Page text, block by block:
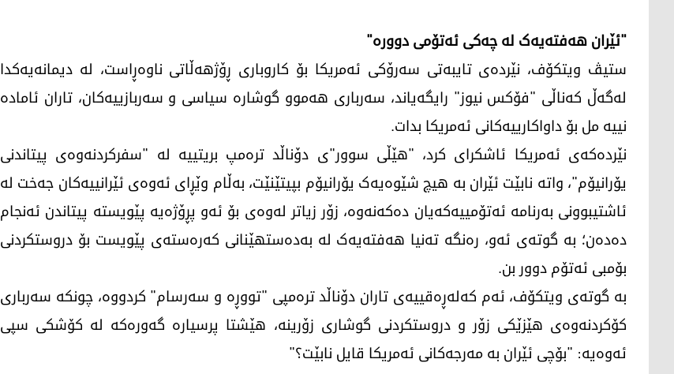
"ئێران هەفتەیەک لە چەکی ئەتۆمی دوورە"
ستیڤ ویتکۆف، نێردەی تایبەتی سەرۆکی ئەمریکا بۆ کاروباری ڕۆژهەڵاتی ناوەڕاست، لە دیمانەیەکدا
لەگەڵ کەناڵی "فۆکس نیوز" رایگەیاند، سەرباری هەموو گوشارە سیاسی و سەربازییەکان، تاران ئامادە
نییە مل بۆ داواکارییەکانی ئەمریکا بدات.
نێردەکەی ئەمریکا ئاشکرای کرد، "هێڵی سوور"ی دۆناڵد ترەمپ بریتییە لە "سفرکردنەوەی پیتاندنی
یۆرانیۆم"، واتە نابێت ئێران بە هیچ شێوەیەک یۆرانیۆم بپیتێنێت، بەڵام وێڕای ئەوەی ئێرانییەکان جەخت لە
ئاشتیبوونی بەرنامە ئەتۆمییەکەیان دەکەنەوە، زۆر زیاتر لەوەی بۆ ئەو پڕۆژەیە پێویستە پیتاندن ئەنجام
دەدەن؛ بە گوتەی ئەو، رەنگە تەنیا هەفتەیەک لە بەدەستهێنانی کەرەستەی پێویست بۆ دروستکردنی
بۆمبی ئەتۆم دوور بن.
بە گوتەی ویتکۆف، ئەم کەلەڕەقییەی تاران دۆناڵد ترەمپی "تووڕە و سەرسام" کردووە، چونکە سەرباری
کۆکردنەوەی هێزێکی زۆر و دروستکردنی گوشاری زۆرینە، هێشتا پرسیارە گەورەکە لە کۆشکی سپی
ئەوەیە: "بۆچی ئێران بە مەرجەکانی ئەمریکا قایل نابێت؟"